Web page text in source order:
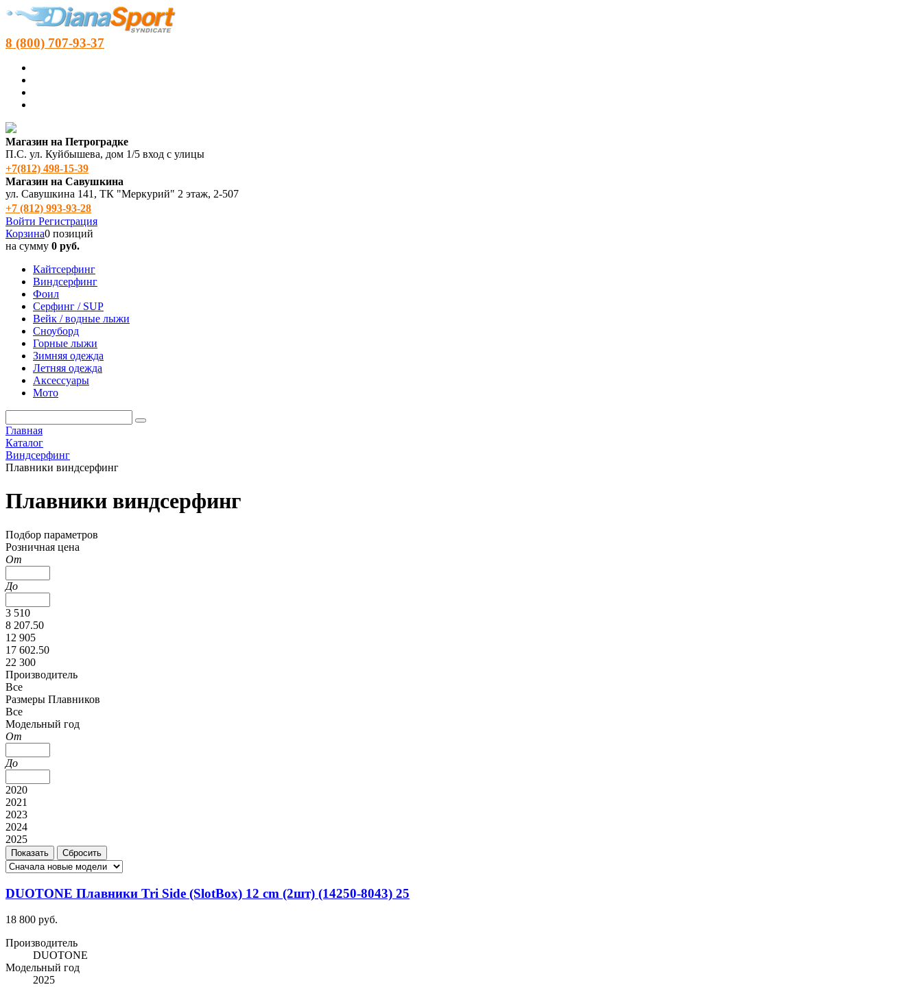
8 (800) 707-93-37
Магазин на Петроградке
П.С. ул. Куйбышева, дом 1/5 вход с улицы
+7(812) 498‑15-39
Магазин на Савушкина
ул. Савушкина 141, ТК "Меркурий" 2 этаж, 2-507
+7 (812) 993-93-28
Войти Регистрация
Корзина0 позиций
на сумму 0 руб.
Кайтсерфинг
Виндсерфинг
Фоил
Серфинг / SUP
Вейк / водные лыжи
Сноуборд
Горные лыжи
Зимняя одежда
Летняя одежда
Аксессуары
Мото
Главная
Каталог
Виндсерфинг
Плавники виндсерфинг
Плавники виндсерфинг
Подбор параметров
Розничная цена
От
До
3 510
8 207.50
12 905
17 602.50
22 300
Производитель
Все
Размеры Плавников
Все
Модельный год
От
До
2020
2021
2023
2024
2025
DUOTONE Плавники Tri Side (SlotBox) 12 cm (2шт) (14250-8043) 25
18 800 руб.
Производитель
DUOTONE
Модельный год
2025